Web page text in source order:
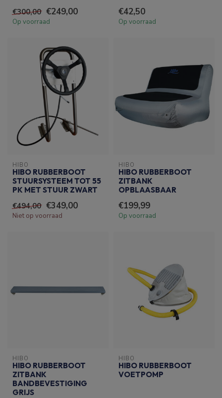
€300,00 €249,00
Op voorraad
€42,50
Op voorraad
HIBO
HIBO RUBBERBOOT
STUURSYSTEEM TOT 55
PK MET STUUR ZWART
€494,00 €349,00
Niet op voorraad
HIBO
HIBO RUBBERBOOT
ZITBANK
OPBLAASBAAR
€199,99
Op voorraad
HIBO
HIBO RUBBERBOOT
ZITBANK
BANDBEVESTIGING
GRIJS
HIBO
HIBO RUBBERBOOT
VOETPOMP